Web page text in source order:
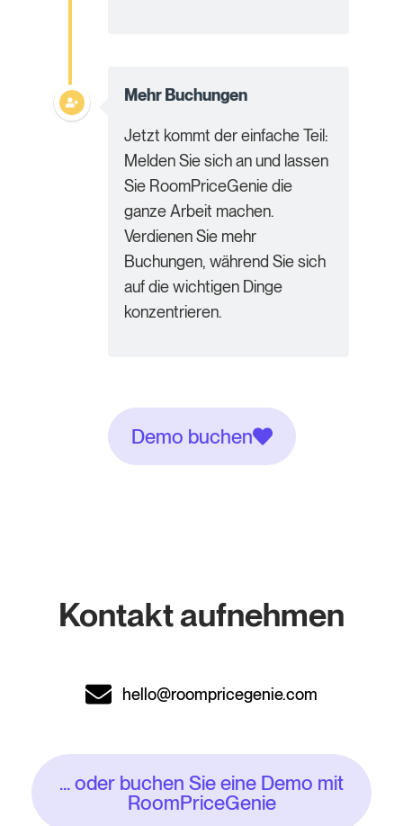
Mehr Buchungen
Jetzt kommt der einfache Teil:
Melden Sie sich an und lassen
Sie RoomPriceGenie die
ganze Arbeit machen.
Verdienen Sie mehr
Buchungen, während Sie sich
auf die wichtigen Dinge
konzentrieren.
Demo buchen
Kontakt aufnehmen
hello@roompricegenie.com
... oder buchen Sie eine Demo mit
RoomPriceGenie